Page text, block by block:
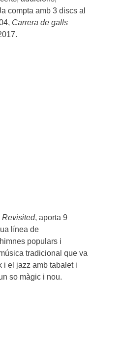
compta amb 3 discs al
Carrera de galls
Revisited, aporta 9
línea de
populars i
tradicional que va
i el jazz amb tabalet i
so màgic i nou.